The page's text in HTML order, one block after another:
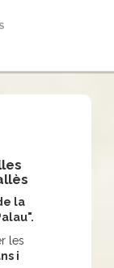
la
les
i